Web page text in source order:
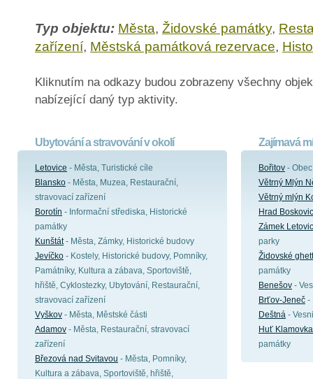
Typ objektu: Města, Židovské památky,
zařízení, Městská památková rezervace,
Kliknutím na odkazy budou zobrazeny všechny
nabízející daný typ aktivity.
Ubytování a stravování v okolí
Letovice - Města, Turistické cíle
Blansko - Města, Muzea, Restaurační,
stravovací zařízení
Borotín - Informační střediska, Historické
památky
Kunštát- Města, Zámky, Historické budovy
Jevíčko - Kostely, Historické budovy, Pomníky,
Památníky, Kultura a zábava, Sportoviště,
hřiště, Cyklostezky, Ubytování, Restaurační,
stravovací zařízení
Vyškov - Města, Městské části
Adamov - Města, Restaurační, stravovací
zařízení
Březová nad Svitavou - Města, Pomníky,
Kultura a zábava, Sportoviště, hřiště,
Zajímavá
Bořitov - Obec
Větrný Mlýn
Větrný mlýn
Hrad
Zámek
parky
Židovské
památky
Benešov -
Brťov-Jeneč -
Deštná -
Huť Klamovka
památky